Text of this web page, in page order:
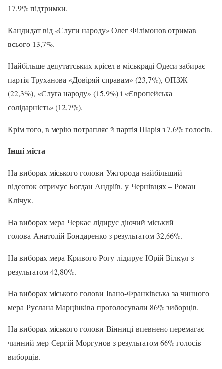
17,9% підтримки.
Кандидат від «Слуги народу» Олег Філімонов отримав
всього 13,7%.
Найбільше депутатських крісел в міськраді Одеси забирає
партія Труханова «Довіряй справам» (23,7%), ОПЗЖ
(22,3%), «Слуга народу» (15,9%) і «Європейська
солідарність» (12,7%).
Крім того, в мерію потрапляє й партія Шарія з 7,6% голосів.
Інші міста
На виборах міського голови Ужгорода найбільший
відсоток отримує Богдан Андріїв, у Чернівцях – Роман
Клічук.
На виборах мера Черкас лідирує діючий міський
голова Анатолій Бондаренко з результатом 32,66%.
На виборах мера Кривого Рогу лідирує Юрій Вілкул з
результатом 42,80%.
На виборах міського голови Івано-Франківська за чинного
мера Руслана Марцінківа проголосували 86% виборців.
На виборах міського голови Вінниці впевнено перемагає
чинний мер Сергій Моргунов з результатом 66% голосів
виборців.